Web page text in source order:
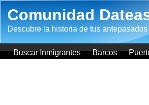
Comunidad
Descubre la historia de tus antepasados
Buscar Inmigrantes Barcos